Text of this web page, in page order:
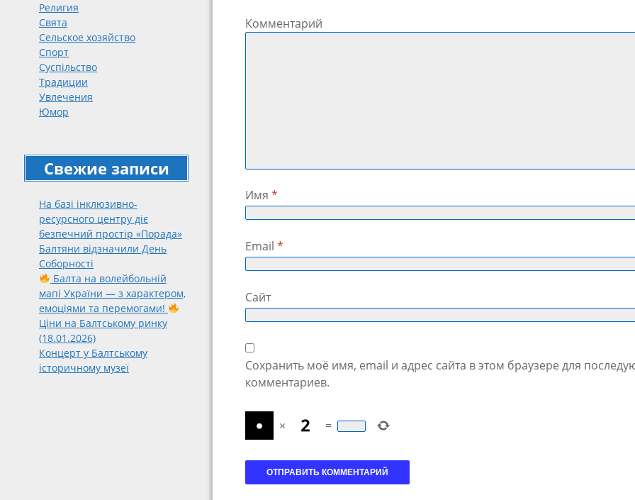
Религия
Свята
Сельское хозяйство
Спорт
Суспільство
Традиции
Увлечения
Юмор
Свежие записи
На базі інклюзивно-
ресурсного центру діє
безпечний простір «Порада»
Балтяни відзначили День
Соборності
Балта на волейбольній
мапі України — з характером,
емоціями та перемогами!
Ціни на Балтському ринку
(18.01.2026)
Концерт у Балтському
історичному музеї
Комментарий
Имя*
Email*
Сайт
Сохранить моё имя, email и адрес сайта в этом браузере для
комментариев.
× =